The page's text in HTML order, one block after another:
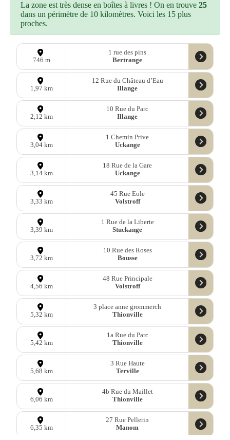
La zone est très dense en boîtes à livres ! On en trouve25
dans un périmètre de 10 kilomètres. Voici les 15 plus
proches.
746 m
1 rue des pins
Bertrange
1,97 km
12 Rue du Château d’Eau
Illange
2,12 km
10 Rue du Parc
Illange
3,04 km
1 Chemin Prive
Uckange
3,14 km
18 Rue de la Gare
Uckange
3,33 km
45 Rue Eole
Volstroff
3,39 km
1 Rue de la Liberte
Stuckange
3,72 km
10 Rue des Roses
Bousse
4,56 km
48 Rue Principale
Volstroff
5,32 km
3 place anne grommerch
Thionville
5,42 km
1a Rue du Parc
Thionville
5,68 km
3 Rue Haute
Terville
6,06 km
4b Rue du Maillet
Thionville
6,35 km
27 Rue Pellerin
Manom